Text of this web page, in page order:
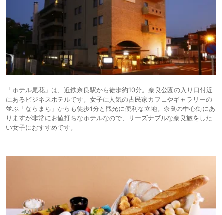
「ホテル尾花」は、近鉄奈良駅から徒歩約10分。奈良公園の入り口付近
にあるビジネスホテルです。女子に人気の古民家カフェやギャラリーの
並ぶ「ならまち」からも徒歩1分と観光に便利な立地。奈良の中心街にあ
りますが非常にお値打ちなホテルなので、リーズナブルな奈良旅をした
い女子におすすめです。